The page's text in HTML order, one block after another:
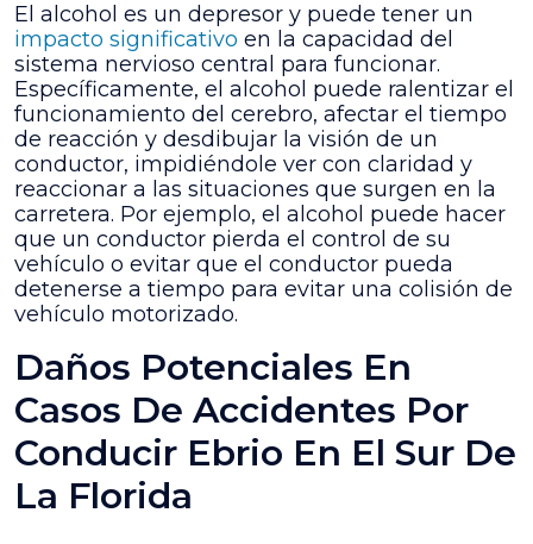
El alcohol es un depresor y puede tener un
impacto significativo en la capacidad del
sistema nervioso central para funcionar.
Específicamente, el alcohol puede ralentizar el
funcionamiento del cerebro, afectar el tiempo
de reacción y desdibujar la visión de un
conductor, impidiéndole ver con claridad y
reaccionar a las situaciones que surgen en la
carretera. Por ejemplo, el alcohol puede hacer
que un conductor pierda el control de su
vehículo o evitar que el conductor pueda
detenerse a tiempo para evitar una colisión de
vehículo motorizado.
Daños Potenciales En
Casos De Accidentes Por
Conducir Ebrio En El Sur De
La Florida